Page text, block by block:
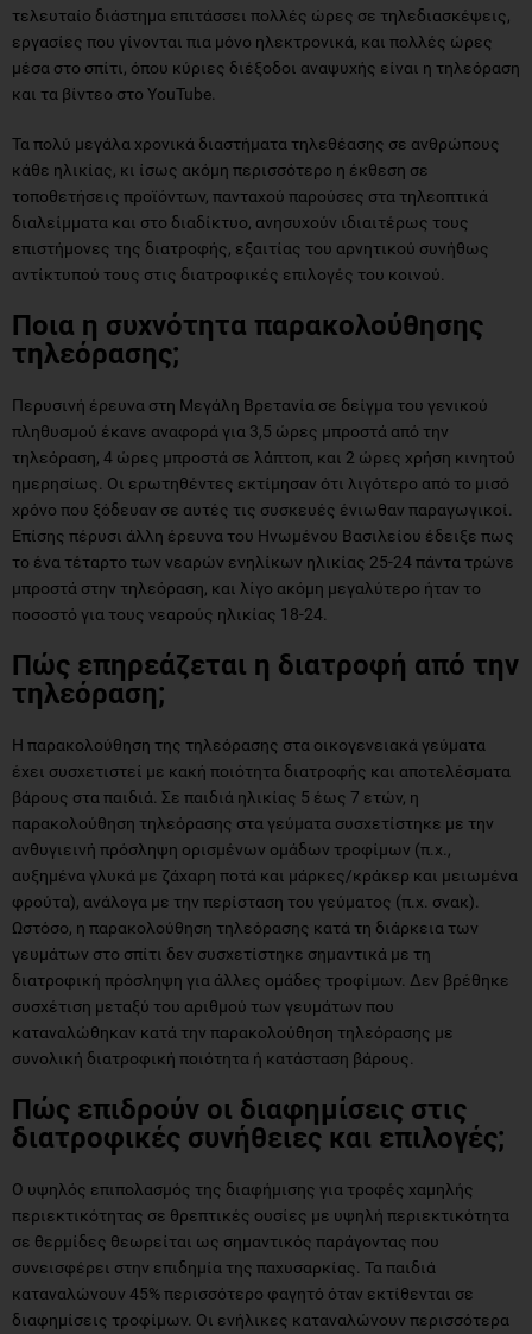
τελευταίο διάστημα επιτάσσει πολλές ώρες σε τηλεδιασκέψεις,
εργασίες που γίνονται πια μόνο ηλεκτρονικά, και πολλές ώρες
μέσα στο σπίτι, όπου κύριες διέξοδοι αναψυχής είναι η τηλεόραση
και τα βίντεο στο YouTube.
Τα πολύ μεγάλα χρονικά διαστήματα τηλεθέασης σε ανθρώπους
κάθε ηλικίας, κι ίσως ακόμη περισσότερο η έκθεση σε
τοποθετήσεις προϊόντων, πανταχού παρούσες στα τηλεοπτικά
διαλείμματα και στο διαδίκτυο, ανησυχούν ιδιαιτέρως τους
επιστήμονες της διατροφής, εξαιτίας του αρνητικού συνήθως
αντίκτυπού τους στις διατροφικές επιλογές του κοινού.
Ποια η συχνότητα παρακολούθησης
τηλεόρασης;
Περυσινή έρευνα στη Μεγάλη Βρετανία σε δείγμα του γενικού
πληθυσμού έκανε αναφορά για 3,5 ώρες μπροστά από την
τηλεόραση, 4 ώρες μπροστά σε λάπτοπ, και 2 ώρες χρήση κινητού
ημερησίως. Οι ερωτηθέντες εκτίμησαν ότι λιγότερο από το μισό
χρόνο που ξόδευαν σε αυτές τις συσκευές ένιωθαν παραγωγικοί.
Επίσης πέρυσι άλλη έρευνα του Ηνωμένου Βασιλείου έδειξε πως
το ένα τέταρτο των νεαρών ενηλίκων ηλικίας 25-24 πάντα τρώνε
μπροστά στην τηλεόραση, και λίγο ακόμη μεγαλύτερο ήταν το
ποσοστό για τους νεαρούς ηλικίας 18-24.
Πώς επηρεάζεται η διατροφή από την
τηλεόραση;
Η παρακολούθηση της τηλεόρασης στα οικογενειακά γεύματα
έχει συσχετιστεί με κακή ποιότητα διατροφής και αποτελέσματα
βάρους στα παιδιά. Σε παιδιά ηλικίας 5 έως 7 ετών, η
παρακολούθηση τηλεόρασης στα γεύματα συσχετίστηκε με την
ανθυγιεινή πρόσληψη ορισμένων ομάδων τροφίμων (π.χ.,
αυξημένα γλυκά με ζάχαρη ποτά και μάρκες/κράκερ και μειωμένα
φρούτα), ανάλογα με την περίσταση του γεύματος (π.χ. σνακ).
Ωστόσο, η παρακολούθηση τηλεόρασης κατά τη διάρκεια των
γευμάτων στο σπίτι δεν συσχετίστηκε σημαντικά με τη
διατροφική πρόσληψη για άλλες ομάδες τροφίμων. Δεν βρέθηκε
συσχέτιση μεταξύ του αριθμού των γευμάτων που
καταναλώθηκαν κατά την παρακολούθηση τηλεόρασης με
συνολική διατροφική ποιότητα ή κατάσταση βάρους.
Πώς επιδρούν οι διαφημίσεις στις
διατροφικές συνήθειες και επιλογές;
Ο υψηλός επιπολασμός της διαφήμισης για τροφές χαμηλής
περιεκτικότητας σε θρεπτικές ουσίες με υψηλή περιεκτικότητα
σε θερμίδες θεωρείται ως σημαντικός παράγοντας που
συνεισφέρει στην επιδημία της παχυσαρκίας. Τα παιδιά
καταναλώνουν 45% περισσότερο φαγητό όταν εκτίθενται σε
διαφημίσεις τροφίμων. Οι ενήλικες καταναλώνουν περισσότερα